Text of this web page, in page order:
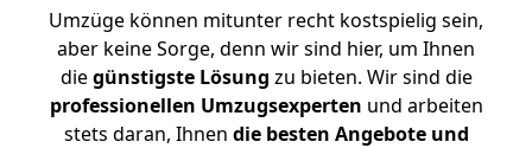
Umzüge können mitunter recht kostspielig sein,
aber keine Sorge, denn wir sind hier, um Ihnen
diegünstigste Lösung zu bieten. Wir sind die
professionellen Umzugsexperten und arbeiten
stets daran, Ihnen die besten Angebote und